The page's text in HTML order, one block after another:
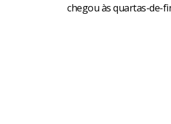
chegou às quartas-de-